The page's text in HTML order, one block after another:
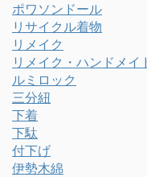
ポワソンドール
リサイクル着物
リメイク
リメイク・ハンドメイ
ルミロック
三分紐
下着
下駄
付下げ
伊勢木綿